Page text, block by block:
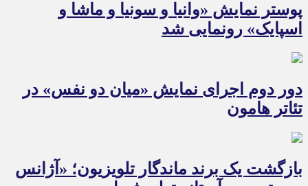
پوستر نمایش «وانیا و سونیا و ماشا و
اسپایک» رونمایی شد
دور دوم اجرای نمایش «میان دو نفس» در
تئاتر هامون
بازگشت یک برند ماندگار تلویزیون؛ «آژانس